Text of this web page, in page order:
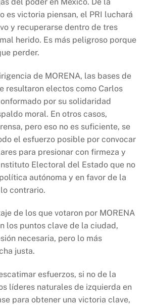
es victoria piensan, el PRI luchará
y recuperarse dentro de tres
herido. Es más peligroso porque
perder.
de MORENA, las bases de
resultaron electos como Carlos
por su solidaridad
moral. En otros casos,
pero eso no es suficiente, se
el esfuerzo posible por convocar
para presionar con firmeza y
Electoral del Estado que no
autónoma y en favor de la
contrario.
de los que votaron por MORENA
los puntos clave de la ciudad,
necesaria, pero lo más
justa.
esfuerzos, si no de la
líderes naturales de izquierda en
para obtener una victoria clave,